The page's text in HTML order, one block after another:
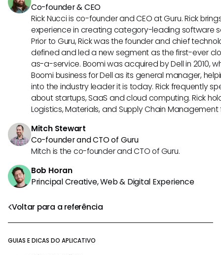
Voltar para a referência
GUIAS E DICAS DO APLICATIVO
Co-founder & CEO
Rick Nucci is co-founder and CEO at Guru. Rick
experience in creating category-leading software
Prior to Guru, Rick was the founder and chief
defined and led a new segment as the first-ever
as-a-service. Boomi was acquired by Dell in 2010,
Boomi business for Dell as its general manager,
into the industry leader it is today. Rick frequently
about startups, SaaS and cloud computing. Rick
Logistics, Materials, and Supply Chain Management
Mitch Stewart
Co-founder and CTO of Guru
Mitch is the co-founder and CTO of Guru.
Bob Horan
Principal Creative, Web & Digital Experience